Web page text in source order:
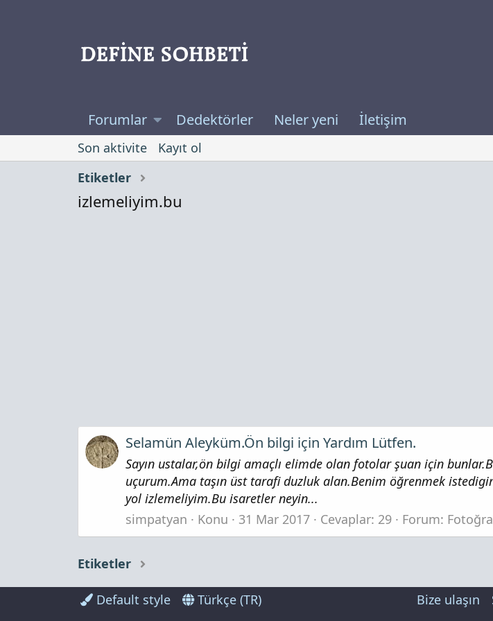
Forumlar Dedektörler Neler yeni İletişim
Son aktivite
Kayıt ol
Etiketler
izlemeliyim.bu
Selamün Aleyküm.Ön bilgi için Yardım Lütfen.
Sayın ustalar,ön bilgi amaçlı elimde olan fotolar şuan için
uçurum.Ama taşın üst tarafi duzluk alan.Benim öğrenmek
yol izlemeliyim.Bu isaretler neyin...
simpatyan
Konu 31 Mar 2017 Cevaplar: 29 Forum:
Etiketler
Default style Türkçe (TR) Bize ulaşın